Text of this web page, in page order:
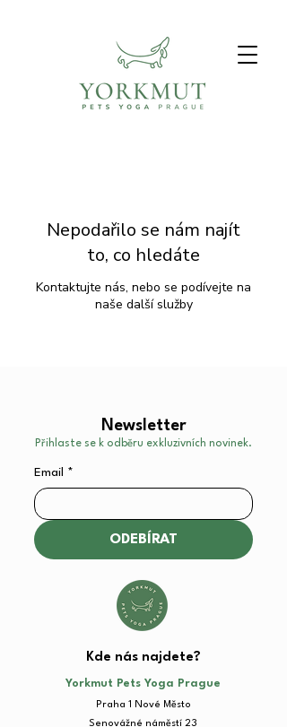
Nepodařilo se nám najít
to, co hledáte
Kontaktujte nás, nebo se podívejte na
naše další služby
Newsletter
Přihlaste se k odběru exkluzivních novinek.
Email *
ODEBÍRAT
Kde nás najdete?​
Yorkmut Pets Yoga Prague
Praha 1 Nové Město
Senovážné náměstí 23​